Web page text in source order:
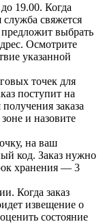
19.00. Когда
служба свяжется
выбрать
Осмотрите
указанной
точек для
поступит на
заказа
и назовите
на ваш
код. Заказ нужно
хранения — 3
Когда заказ
извещение о
состояние